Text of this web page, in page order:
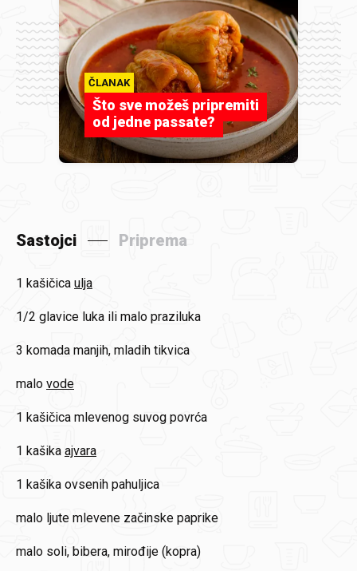
ČLANAK
Što sve možeš pripremiti
od jedne passate?
Sastojci Priprema
1 kašičica ulja
1/2 glavice luka ili malo praziluka
3 komada manjih, mladih tikvica
malo vode
1 kašičica mlevenog suvog povrća
1 kašika ajvara
1 kašika ovsenih pahuljica
malo ljute mlevene začinske paprike
malo soli, bibera, mirođije (kopra)